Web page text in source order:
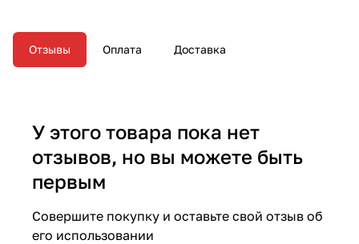
Отзывы Оплата Доставка
У этого товара пока нет
отзывов, но вы можете быть
первым
Совершите покупку и оставьте свой отзыв об
его использовании